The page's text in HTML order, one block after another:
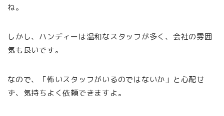
ね。
しかし、ハンディーは温和なスタッフが多く、会社の雰囲
気も良いです。
なので、「怖いスタッフがいるのではないか」と心配せ
ず、気持ちよく依頼できますよ。